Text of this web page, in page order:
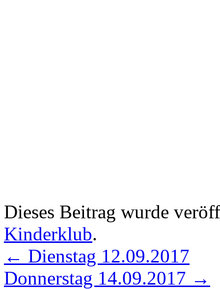
Dieses Beitrag wurde
Kinderklub.
← Dienstag 12.09.2017
Donnerstag 14.09.2017 →